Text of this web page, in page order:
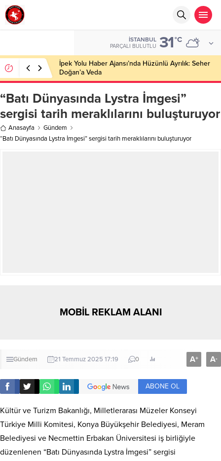
İSTANBUL
PARÇALI BULUTLU 31°C
Başkan Nihat Öztürk, Şanahan’da Hacı Eryaman’a
Misafir Oldu
“Batı Dünyasında Lystra İmgesi”
sergisi tarih meraklılarını buluşturuyor
Anasayfa
Gündem
“Batı Dünyasında Lystra İmgesi” sergisi tarih meraklılarını buluşturuyor
MOBİL REKLAM ALANI
Gündem 21 Temmuz 2025 17:19 0 A+ A-
ABONE OL
Kültür ve Turizm Bakanlığı, Milletlerarası Müzeler Konseyi
Türkiye Milli Komitesi, Konya Büyükşehir Belediyesi, Meram
Belediyesi ve Necmettin Erbakan Üniversitesi iş birliğiyle
düzenlenen “Batı Dünyasında Lystra İmgesi” sergisi